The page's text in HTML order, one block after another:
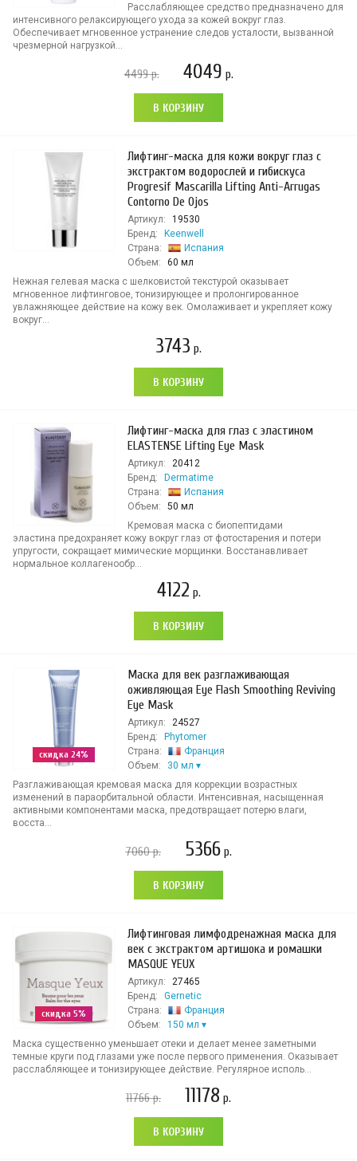
Расслабляющее средство предназначено для
интенсивного релаксирующего ухода за кожей вокруг глаз.
Обеспечивает мгновенное устранение следов усталости, вызванной
чрезмерной нагрузкой...
4499р. 4049 р.
В КОРЗИНУ
Лифтинг-маска для кожи вокруг глаз с
экстрактом водорослей и гибискуса
Progresif Mascarilla Lifting Anti-Arrugas
Contorno De Ojos
Артикул:
19530
Бренд:
Keenwell
Страна:
Испания
Объем:
60 мл
Нежная гелевая маска с шелковистой текстурой оказывает
мгновенное лифтинговое, тонизирующее и пролонгированное
увлажняющее действие на кожу век. Омолаживает и укрепляет кожу
вокруг...
3743 р.
В КОРЗИНУ
Лифтинг-маска для глаз с эластином
ELASTENSE Lifting Eye Mask
Артикул:
20412
Бренд:
Dermatime
Страна:
Испания
Объем:
50 мл
Кремовая маска с биопептидами
эластина предохраняет кожу вокруг глаз от фотостарения и потери
упругости, сокращает мимические морщинки. Восстанавливает
нормальное коллагенообр...
4122 р.
В КОРЗИНУ
скидка 24%
Маска для век разглаживающая
оживляющая Eye Flash Smoothing Reviving
Eye Mask
Артикул:
24527
Бренд:
Phytomer
Страна:
Франция
Объем:
30 мл
Разглаживающая кремовая маска для коррекции возрастных
изменений в параорбитальной области. Интенсивная, насыщенная
активными компонентами маска, предотвращает потерю влаги,
восста...
7060р. 5366 р.
В КОРЗИНУ
скидка 5%
Лифтинговая лимфодренажная маска для
век с экстрактом артишока и ромашки
MASQUE YEUX
Артикул:
27465
Бренд:
Gernetic
Страна:
Франция
Объем:
150 мл
Маска существенно уменьшает отеки и делает менее заметными
темные круги под глазами уже после первого применения. Оказывает
расслабляющее и тонизирующее действие. Регулярное исполь...
11766р. 11178 р.
В КОРЗИНУ